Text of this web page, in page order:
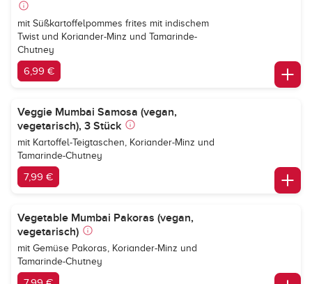
mit Süßkartoffelpommes frites mit indischem
Twist und Koriander-Minz und Tamarinde-
Chutney
6,99 €
Veggie Mumbai Samosa (vegan,
vegetarisch), 3 Stück
mit Kartoffel-Teigtaschen, Koriander-Minz und
Tamarinde-Chutney
7,99 €
Vegetable Mumbai Pakoras (vegan,
vegetarisch)
mit Gemüse Pakoras, Koriander-Minz und
Tamarinde-Chutney